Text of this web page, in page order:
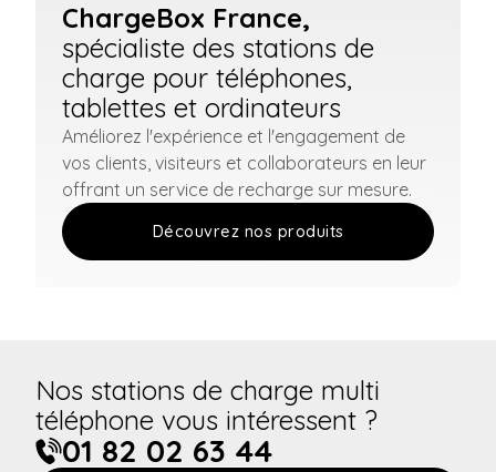
ChargeBox France,
spécialiste des stations de
charge pour téléphones,
tablettes et ordinateurs
Améliorez l'expérience et l'engagement de
vos clients, visiteurs et collaborateurs en leur
offrant un service de recharge sur mesure.
Découvrez nos produits
Nos stations de charge multi
téléphone vous intéressent ?
01 82 02 63 44